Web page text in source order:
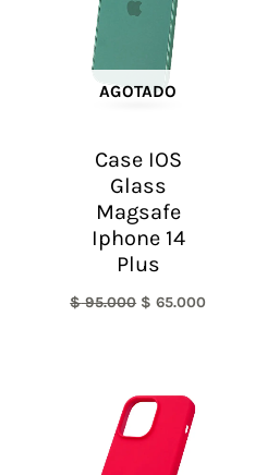
AGOTADO
Case IOS
Glass
Magsafe
Iphone 14
Plus
$95.000 $ 65.000